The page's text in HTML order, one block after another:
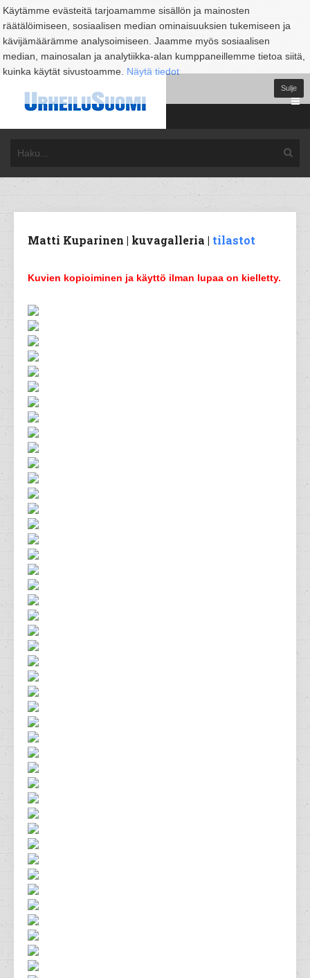
Käytämme evästeitä tarjoamamme sisällön ja mainosten
räätälöimiseen, sosiaalisen median ominaisuuksien tukemiseen ja
kävijämäärämme analysoimiseen. Jaamme myös sosiaalisen
median, mainosalan ja analytiikka-alan kumppaneillemme tietoa siitä,
kuinka käytät sivustoamme. Näytä tiedot
Sulje
Matti Kuparinen | kuvagalleria | tilastot
Kuvien kopioiminen ja käyttö ilman lupaa on kielletty.